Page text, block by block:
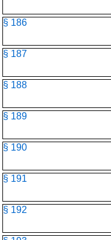
§ 186
§ 187
§ 188
§ 189
§ 190
§ 191
§ 192